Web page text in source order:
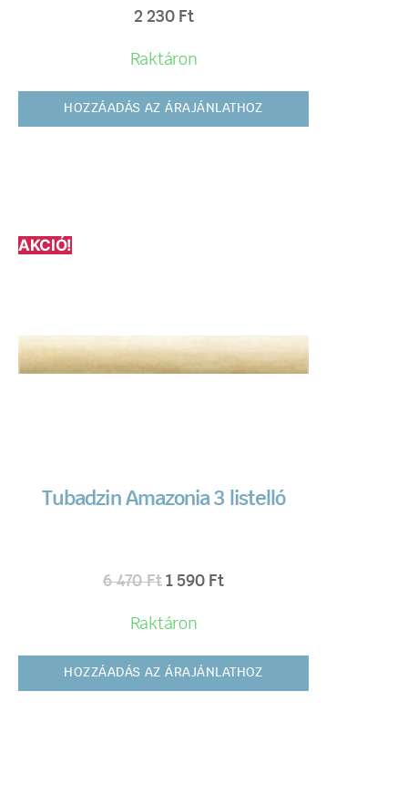
2 230 Ft
Raktáron
HOZZÁADÁS AZ ÁRAJÁNLATHOZ
AKCIÓ!
Tubadzin Amazonia 3 listelló
6 470Ft 1 590 Ft
Raktáron
HOZZÁADÁS AZ ÁRAJÁNLATHOZ